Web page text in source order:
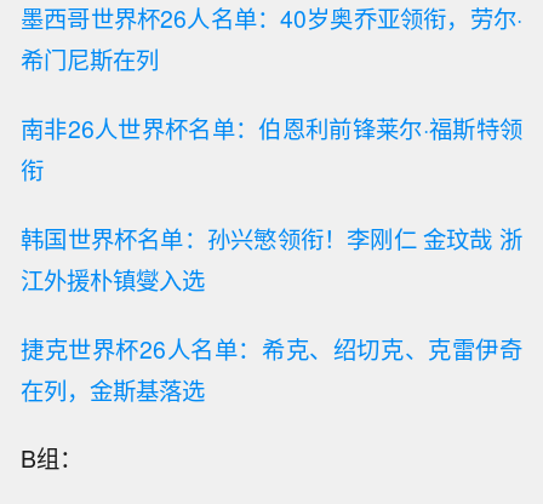
墨西哥世界杯26人名单：40岁奥乔亚领衔，劳尔·
希门尼斯在列
南非26人世界杯名单：伯恩利前锋莱尔·福斯特领
衔
韩国世界杯名单：孙兴慜领衔！李刚仁 金玟哉 浙
江外援朴镇燮入选
捷克世界杯26人名单：希克、绍切克、克雷伊奇
在列，金斯基落选
B组：